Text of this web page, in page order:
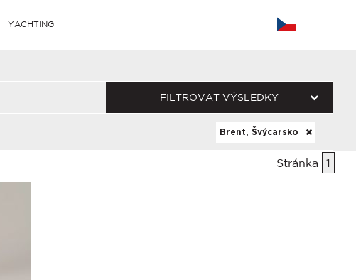
YACHTING
FILTROVAT VÝSLEDKY
Brent, Švýcarsko
Stránka 1